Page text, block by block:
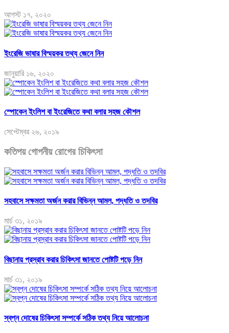
আগস্ট ১৭, ২০২০
ইংরেজি ভাষার বিস্ময়কর তথ্য জেনে নিন
জানুয়ারি ১৬, ২০২০
স্পোকেন ইংলিশ বা ইংরেজিতে কথা বলার সহজ কৌশল
সেপ্টেম্বর ২৬, ২০১৯
কতিপয় গোপনীয় রোগের চিকিৎসা
সহবাসে সক্ষমতা অর্জন করার বিভিন্ন আমল, পদ্ধতি ও তদবির
মার্চ ৩১, ২০১৯
বিছানায় প্রস্রাব করার চিকিৎসা জানতে পোষ্টটি পড়ে নিন
মার্চ ৩১, ২০১৯
স্বপ্ন দোষের চিকিৎসা সম্পর্কে সঠিক তথ্য নিয়ে আলোচনা